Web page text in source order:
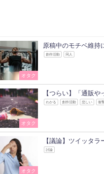
オタク
原稿中のモチベ維持
創作活動 同人
オタク
【つらい】「通販
わかる 創作活動 悲しい 衝
オタク
【議論】ツイッタ
討論